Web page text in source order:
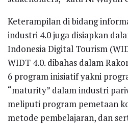
Keterampilan di bidang
industri 4.0 juga disiapkan
Indonesia Digital Tourism
WIDT 4.0. dibahas dalam
6 program inisiatif yakni
“maturity” dalam industri
meliputi program pemetaan
metode pembelajaran, dan